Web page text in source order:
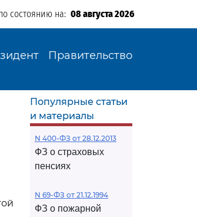
состоянию на: 08 августа 2026
Правительство
Популярные статьи
и материалы
N 400-ФЗ от 28.12.2013
ФЗ о страховых
пенсиях
N 69-ФЗ от 21.12.1994
ФЗ о пожарной